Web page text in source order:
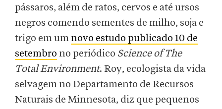
pássaros, além de ratos, cervos e até ursos
negros comendo sementes de milho, soja e
trigo em um novo estudo publicado 10 de
setembro no periódico Science of The
Total Environment. Roy, ecologista da vida
selvagem no Departamento de Recursos
Naturais de Minnesota, diz que pequenos